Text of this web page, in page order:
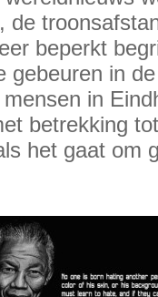
de
beperkt
gebeuren in
in
betrekking
het gaat om